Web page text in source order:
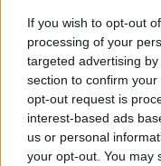
If you wish to opt-out
processing of your
targeted advertising
section to confirm
opt-out request is
interest-based ads
us or personal
your opt-out. You may